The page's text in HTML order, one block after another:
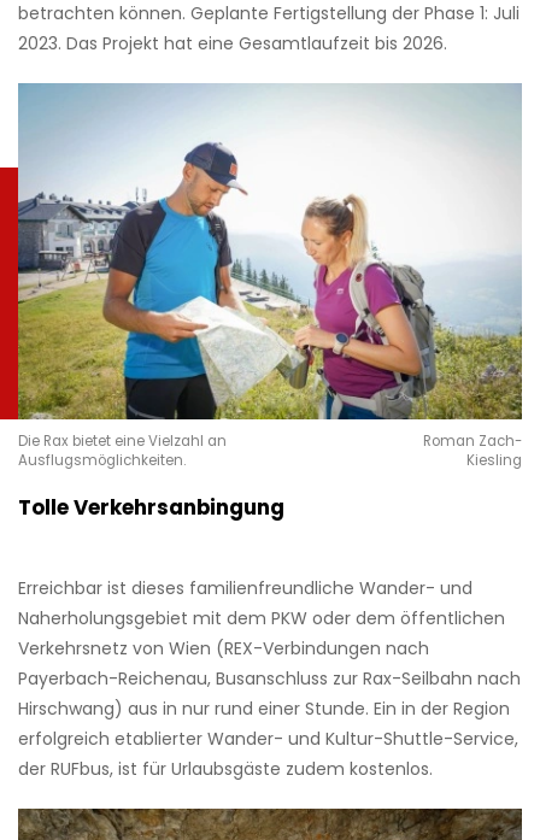
betrachten können. Geplante Fertigstellung der Phase 1: Juli
2023. Das Projekt hat eine Gesamtlaufzeit bis 2026.
Die Rax bietet eine Vielzahl an
Ausflugsmöglichkeiten.
Roman Zach-
Kiesling
Tolle Verkehrsanbingung
Erreichbar ist dieses familienfreundliche Wander- und
Naherholungsgebiet mit dem PKW oder dem öffentlichen
Verkehrsnetz von Wien (REX-Verbindungen nach
Payerbach-Reichenau, Busanschluss zur Rax-Seilbahn nach
Hirschwang) aus in nur rund einer Stunde. Ein in der Region
erfolgreich etablierter Wander- und Kultur-Shuttle-Service,
der RUFbus, ist für Urlaubsgäste zudem kostenlos.